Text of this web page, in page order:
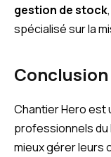
gestion de stock
spécialisé sur la
Conclusion
Chantier Hero est
professionnels du
mieux gérer leurs